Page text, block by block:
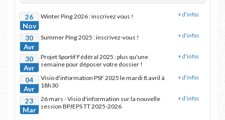
26
Nov
Winter Ping 2026 : inscrivez vous ! + d'infos
30
Avr
Summer Ping 2025 : inscrivez-vous ! + d'infos
30
Avr
Projet Sportif Fédéral 2025 : plus qu'une
semaine pour déposer votre dossier !
+ d'infos
04
Avr
Visio d'information PSF 2025 le mardi 8 avril à
18h30
+ d'infos
23
Mar
26 mars - Visio d'information sur la nouvelle
session BPJEPS TT 2025-2026
+ d'infos